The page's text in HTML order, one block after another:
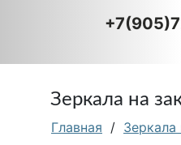
Зеркала на
Главная / Зеркала